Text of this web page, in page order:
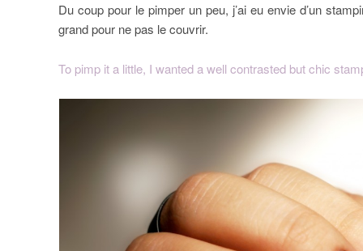
Du coup pour le pimper un peu, j’ai eu envie d’un
grand pour ne pas le couvrir.
To pimp it a little, I wanted a well contrasted but chic